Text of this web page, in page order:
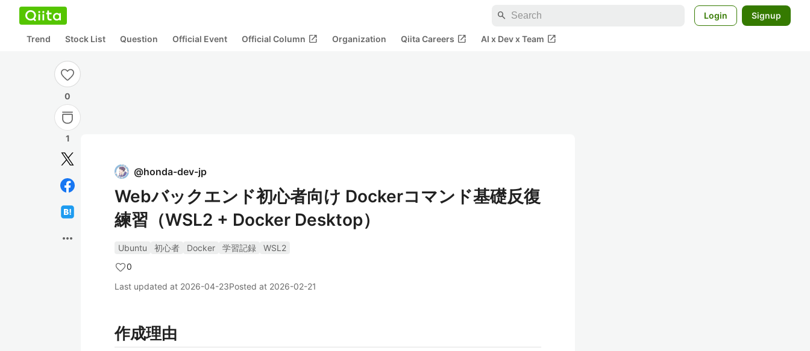
search Login Signup
Trend Stock List Question Official Event Official Column open_in_new Organization Qiita Careers open_in_new AI x Dev x Team open_in_new
0
1
more_horiz
@honda-dev-jp
Webバックエンド初心者向け Dockerコマンド基礎反復
練習（WSL2 + Docker Desktop）
Ubuntu 初心者 Docker 学習記録
WSL2
0
Last updated at 2026-04-23Posted at 2026-02-21
作成理由